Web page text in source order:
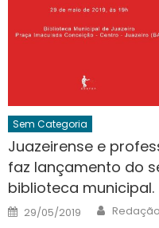
Sem Categoria
Juazeirense e
faz lançamento do
biblioteca municipal.
Posted
on
29/05/2019 Author